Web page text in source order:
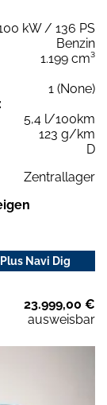
kW / 136 PS
Benzin
1.199 cm³
1 (None)
5,4 l/100km
123 g/km
D
Zentrallager
Navi Dig
23.999,00 €
ausweisbar